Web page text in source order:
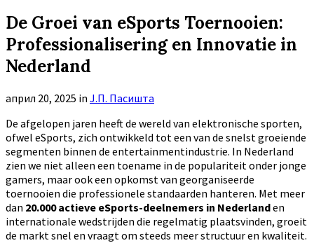
search
De Groei van eSports Toernooien:
Professionalisering en Innovatie in
Nederland
април 20, 2025 in Ј.П. Пасишта
De afgelopen jaren heeft de wereld van elektronische sporten,
ofwel eSports, zich ontwikkeld tot een van de snelst groeiende
segmenten binnen de entertainmentindustrie. In Nederland
zien we niet alleen een toename in de populariteit onder jonge
gamers, maar ook een opkomst van georganiseerde
toernooien die professionele standaarden hanteren. Met meer
dan 20.000 actieve eSports-deelnemers in Nederlanden
internationale wedstrijden die regelmatig plaatsvinden, groeit
de markt snel en vraagt om steeds meer structuur en kwaliteit.